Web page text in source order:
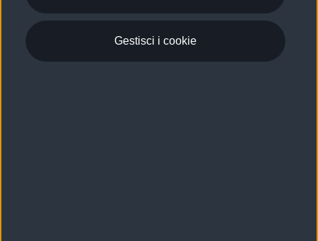
Gestisci i cookie